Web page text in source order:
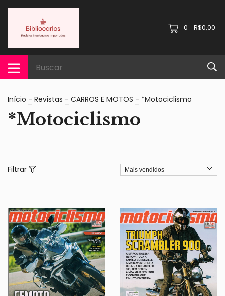
0 - R$0,00
Início - Revistas - CARROS E MOTOS - *Motociclismo
*Motociclismo
Filtrar